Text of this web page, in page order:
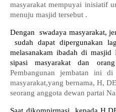
masyarakat mempuyai inisiatif
menuju masjid tersebut .
Dengan swadaya masyarakat,
sudah dapat dipergunakan
melasanakam ibadah di
sipasi masyarakat dan
Pembangunan jembatan ini
masyarakat,yang bernama, H,
seorang anggota dewan partai